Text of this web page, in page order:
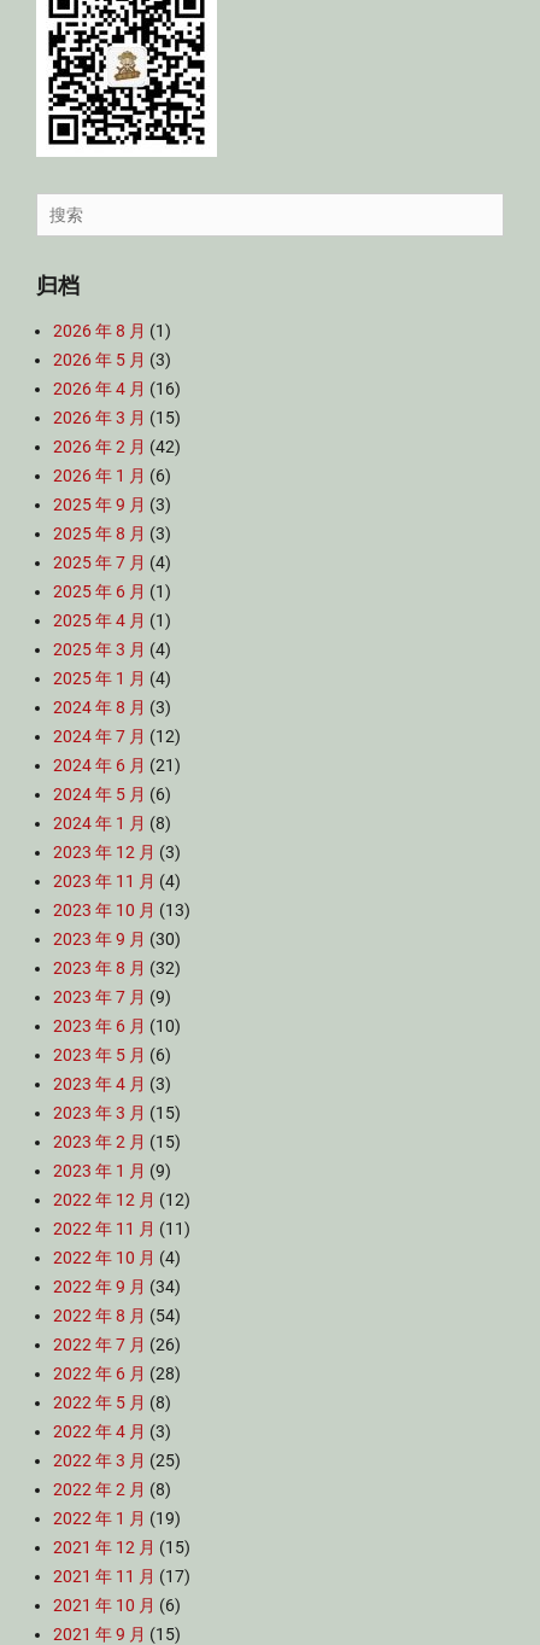
Search
for:
归档
2026 年 8 月 (1)
2026 年 5 月 (3)
2026 年 4 月 (16)
2026 年 3 月 (15)
2026 年 2 月 (42)
2026 年 1 月 (6)
2025 年 9 月 (3)
2025 年 8 月 (3)
2025 年 7 月 (4)
2025 年 6 月 (1)
2025 年 4 月 (1)
2025 年 3 月 (4)
2025 年 1 月 (4)
2024 年 8 月 (3)
2024 年 7 月 (12)
2024 年 6 月 (21)
2024 年 5 月 (6)
2024 年 1 月 (8)
2023 年 12 月 (3)
2023 年 11 月 (4)
2023 年 10 月 (13)
2023 年 9 月 (30)
2023 年 8 月 (32)
2023 年 7 月 (9)
2023 年 6 月 (10)
2023 年 5 月 (6)
2023 年 4 月 (3)
2023 年 3 月 (15)
2023 年 2 月 (15)
2023 年 1 月 (9)
2022 年 12 月 (12)
2022 年 11 月 (11)
2022 年 10 月 (4)
2022 年 9 月 (34)
2022 年 8 月 (54)
2022 年 7 月 (26)
2022 年 6 月 (28)
2022 年 5 月 (8)
2022 年 4 月 (3)
2022 年 3 月 (25)
2022 年 2 月 (8)
2022 年 1 月 (19)
2021 年 12 月 (15)
2021 年 11 月 (17)
2021 年 10 月 (6)
2021 年 9 月 (15)